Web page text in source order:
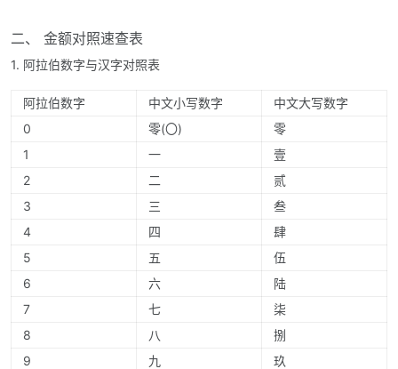
二、 金额对照速查表
1. 阿拉伯数字与汉字对照表
阿拉伯数字 中文小写数字
中文大写数字
0
零(〇)
零
1
一
壹
2
二
贰
3
三
叁
4
四
肆
5
五
伍
6
六
陆
7
七
柒
8
八
捌
9
九 玖